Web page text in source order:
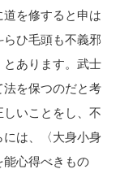
を修すると申は
ひ毛頭も不義邪
あります。武士
を保つのだと考
いことをし、不
は、〈大身小身
心得べきもの